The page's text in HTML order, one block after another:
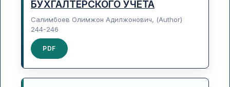
БУХГАЛТЕРСКОГО УЧЕТА
Салимбоев Олимжон Адилжонович, (Author)
244-246
PDF